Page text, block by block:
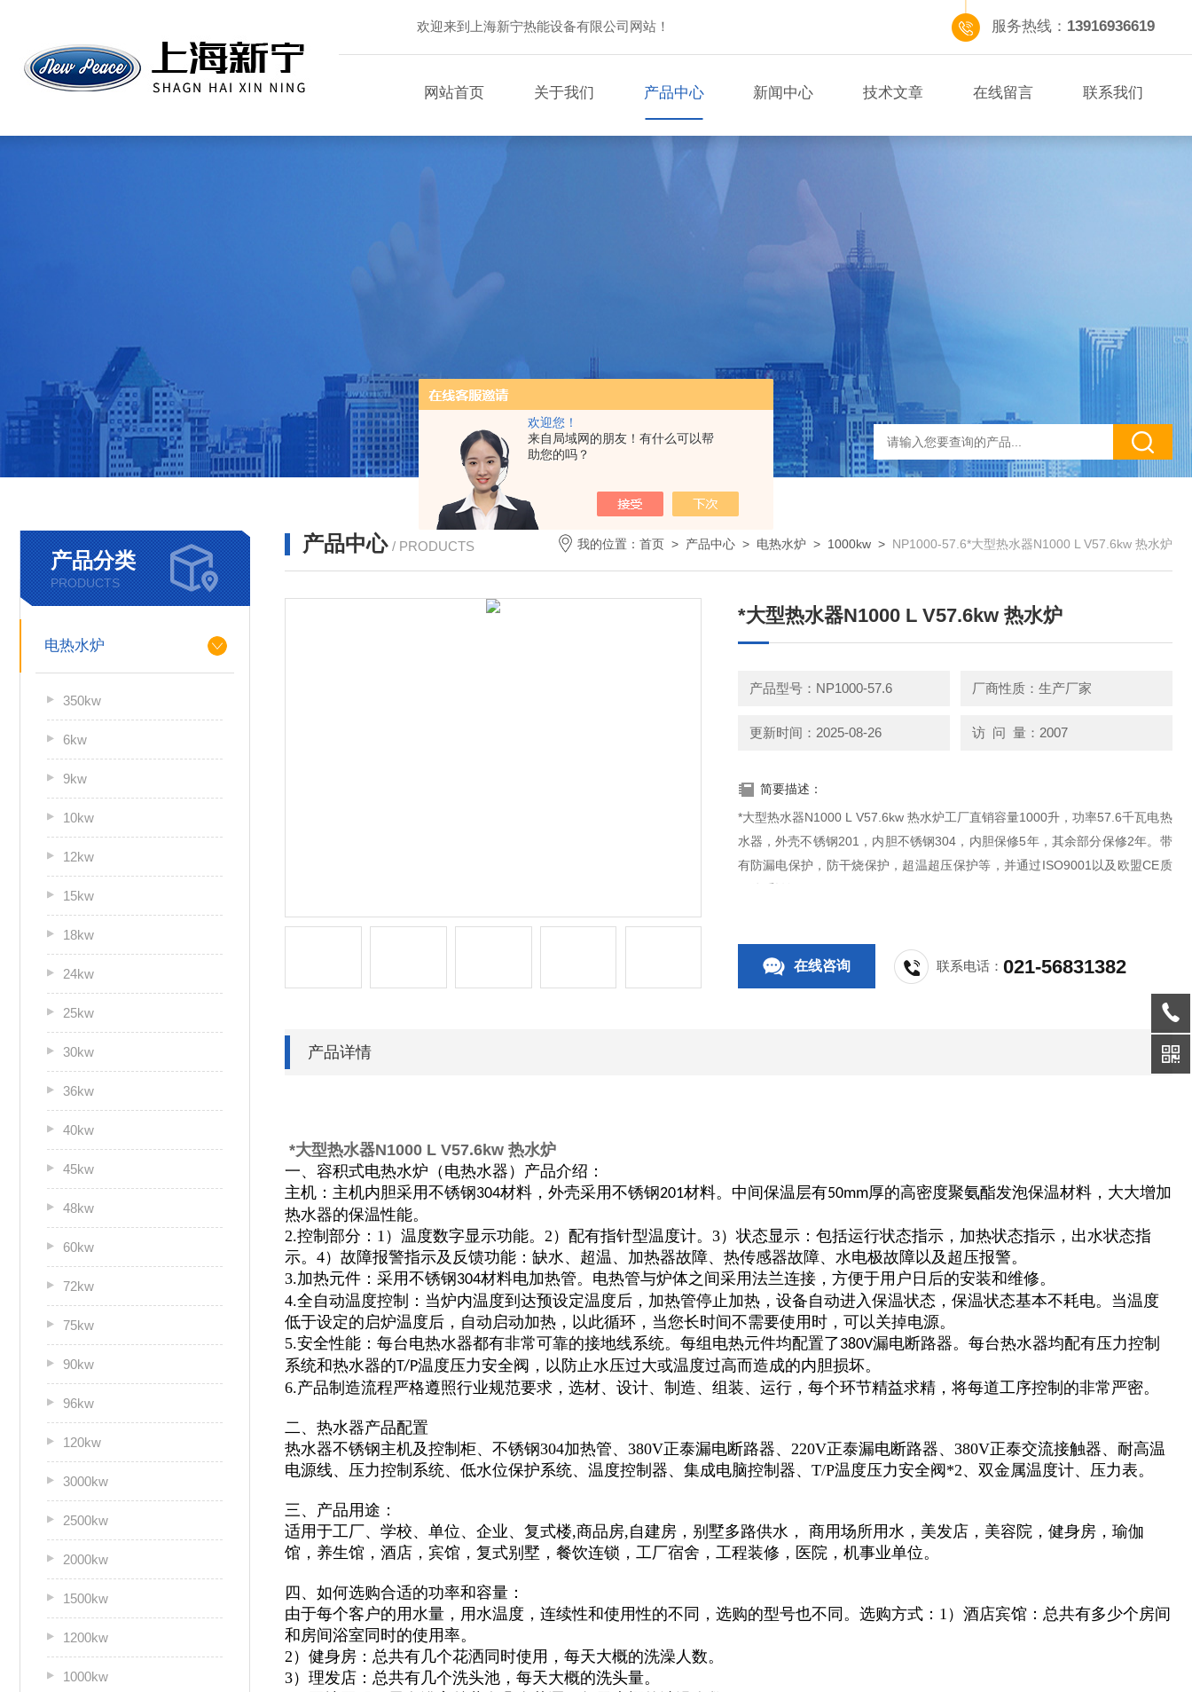
欢迎您！
来自局域网的朋友！有什么可以帮
助您的吗？
欢迎来到上海新宁热能设备有限公司网站！ 服务热线： 13916936619
网站首页 关于我们 产品中心 新闻中心 技术文章 在线留言 联系我们
产品分类
PRODUCTS
电热水炉
350kw
6kw
9kw
10kw
12kw
15kw
18kw
24kw
25kw
30kw
36kw
40kw
45kw
48kw
60kw
72kw
75kw
90kw
96kw
120kw
3000kw
2500kw
2000kw
1500kw
1200kw
1000kw
产品中心 / PRODUCTS 我的位置： 首页 > 产品中心 > 电热水炉 > 1000kw > NP1000-57.6*大型热水器N1000 L V57.6kw 热水炉
*大型热水器N1000 L V57.6kw 热水炉
产品型号：NP1000-57.6 厂商性质：生产厂家
更新时间：2025-08-26 访 问 量：2007
简要描述：
*大型热水器N1000 L V57.6kw 热水炉工厂直销容量1000升，功率57.6千瓦电热
水器，外壳不锈钢201，内胆不锈钢304，内胆保修5年，其余部分保修2年。带
有防漏电保护，防干烧保护，超温超压保护等，并通过ISO9001以及欧盟CE质
量体系认证。
在线咨询 联系电话：021-56831382
产品详情
*大型热水器N1000 L V57.6kw 热水炉
一、容积式电热水炉（电热水器）产品介绍：
主机：主机内胆采用不锈钢304材料，外壳采用不锈钢201材料。中间保温层有50mm厚的高密度聚氨酯发泡保温材料，大大增加
热水器的保温性能。
2.控制部分：1）温度数字显示功能。2）配有指针型温度计。3）状态显示：包括运行状态指示，加热状态指示，出水状态指
示。4）故障报警指示及反馈功能：缺水、超温、加热器故障、热传感器故障、水电极故障以及超压报警。
3.加热元件：采用不锈钢304材料电加热管。电热管与炉体之间采用法兰连接，方便于用户日后的安装和维修。
4.全自动温度控制：当炉内温度到达预设定温度后，加热管停止加热，设备自动进入保温状态，保温状态基本不耗电。当温度
低于设定的启炉温度后，自动启动加热，以此循环，当您长时间不需要使用时，可以关掉电源。
5.安全性能：每台电热水器都有非常可靠的接地线系统。每组电热元件均配置了380V漏电断路器。每台热水器均配有压力控制
系统和热水器的T/P温度压力安全阀，以防止水压过大或温度过高而造成的内胆损坏。
6.产品制造流程严格遵照行业规范要求，选材、设计、制造、组装、运行，每个环节精益求精，将每道工序控制的非常严密。
二、热水器产品配置
热水器不锈钢主机及控制柜、不锈钢304加热管、380V正泰漏电断路器、220V正泰漏电断路器、380V正泰交流接触器、耐高温
电源线、压力控制系统、低水位保护系统、温度控制器、集成电脑控制器、T/P温度压力安全阀*2、双金属温度计、压力表。
三、产品用途：
适用于工厂、学校、单位、企业、 复式楼,商品房,自建房 ， 别墅多路供水 ， 商用场所用水，美发店，美容院，健身房， 瑜伽
馆， 养生馆，酒店，宾馆，复式别墅，餐饮连锁，工厂宿舍，工程装修，医院，机事业单位。
四、如何选购合适的功率和容量：
由于每个客户的用水量，用水温度，连续性和使用性的不同，选购的型号也不同。选购方式：1）酒店宾馆：总共有多少个房间
和房间浴室同时的使用率。
2）健身房：总共有几个花洒同时使用，每天大概的洗澡人数。
3）理发店：总共有几个洗头池，每天大概的洗头量。